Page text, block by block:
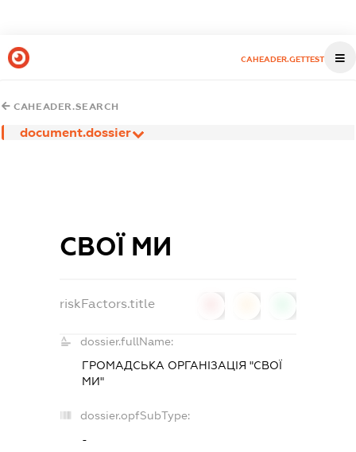
CAHEADER.GETTEST
CAHEADER.SEARCH
document.dossier
СВОЇ МИ
riskFactors.title
dossier.fullName:
ГРОМАДСЬКА ОРГАНІЗАЦІЯ "СВОЇ
МИ"
dossier.opfSubType:
-